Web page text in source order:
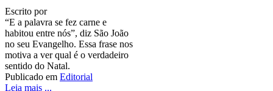
Escrito por
“E a palavra se fez carne e
habitou entre nós”, diz São João
no seu Evangelho. Essa frase nos
motiva a ver qual é o verdadeiro
sentido do Natal.
Publicado em Editorial
Leia mais ...